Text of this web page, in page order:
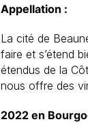
Appellation :
La cité de
faire et s’étend
étendus de la
nous offre des
2022 en